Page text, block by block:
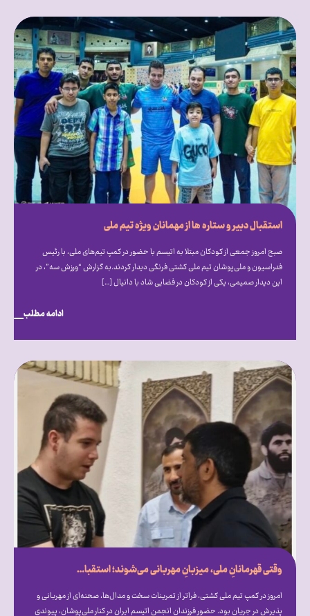
استقبال دبیر و ستاره ها از مهمانان ویژه تیم ملی
صبح امروز جمعی از کودکان مبتلا به اتیسم با حضور در کمپ تیم‌های ملی، با رئیس
فدراسیون و ملی‌پوشان تیم ملی کشتی فرنگی دیدار کردند.به گزارش “ورزش سه”، در
این دیدار صمیمی، یکی از کودکان در فضایی شاد با دانیال […]
ادامه مطلب
وقتی قهرمانانِ ملی، میزبانِ مهربانی می‌شوند؛ استقبال گرم علیرضا دبیر از فرزندان انجمن اتیسم ایران [همراه با فیلم]
امروز در کمپ تیم ملی کشتی، فراتر از تمرینات سخت و مدال‌ها، صحنه‌ای از مهربانی و
پذیرش در جریان بود. حضور فرزندان انجمن اتیسم ایران در کنار ملی‌پوشان، پیوندی